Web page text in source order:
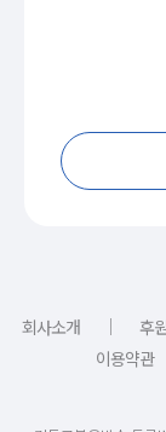
회사소개 ｜ 후
이용약관